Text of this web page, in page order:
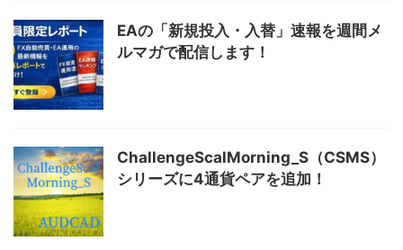
EAの「新規投入・入替」速報を週間メ
ルマガで配信します！
ChallengeScalMorning_S（CSMS）
シリーズに4通貨ペアを追加！